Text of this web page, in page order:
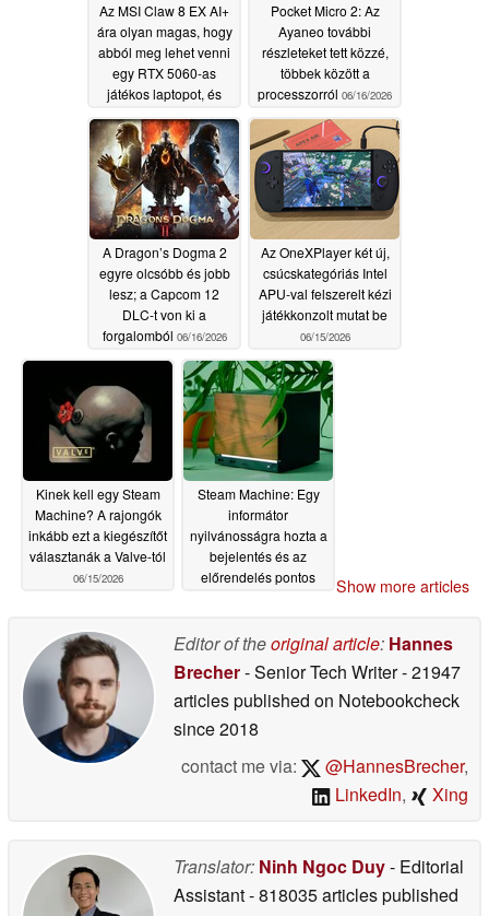
Az MSI Claw 8 EX AI+
ára olyan magas, hogy
abból meg lehet venni
egy RTX 5060-as
játékos laptopot, és
pénz egy kézi konzolra
is06/17/2026
Pocket Micro 2: Az
Ayaneo további
részleteket tett közzé,
többek között a
processzorról 06/16/2026
A Dragon’s Dogma 2
egyre olcsóbb és jobb
lesz; a Capcom 12
DLC-t von ki a
forgalomból 06/16/2026
Az OneXPlayer két új,
csúcskategóriás Intel
APU-val felszerelt kézi
játékkonzolt mutat be
06/15/2026
Kinek kell egy Steam
Machine? A rajongók
inkább ezt a kiegészítőt
választanák a Valve-tól
06/15/2026
Steam Machine: Egy
informátor
nyilvánosságra hozta a
bejelentés és az
előrendelés pontos
Show more articles
Editor of theoriginal article: Hannes
Brecher- Senior Tech Writer- 21947
articles published on Notebookcheck
since 2018
contact me via:
@HannesBrecher,
LinkedIn, Xing
Translator: Ninh Ngoc Duy- Editorial
Assistant- 818035 articles published